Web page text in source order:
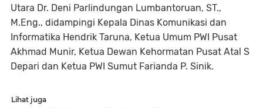
Utara Dr. Deni Parlindungan Lumbantoruan, ST.,
M.Eng., didampingi Kepala Dinas Komunikasi dan
Informatika Hendrik Taruna, Ketua Umum PWI Pusat
Akhmad Munir, Ketua Dewan Kehormatan Pusat Atal S
Depari dan Ketua PWI Sumut Farianda P. Sinik.
Lihat juga